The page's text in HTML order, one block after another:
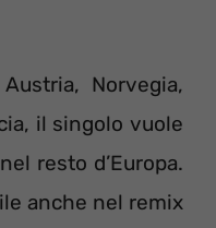
Norvegia,
il singolo vuole
resto d’Europa.
anche nel remix